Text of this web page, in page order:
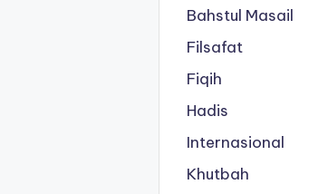
Bahstul Masail
Filsafat
Fiqih
Hadis
Internasional
Khutbah